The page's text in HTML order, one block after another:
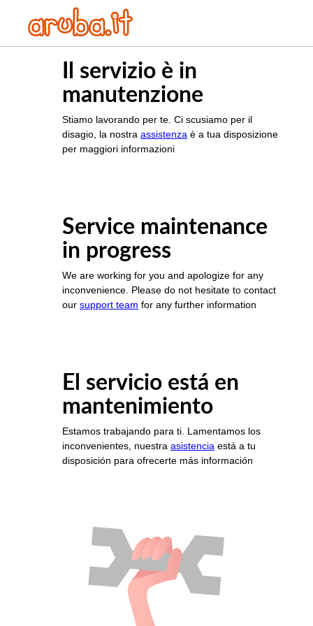
Il servizio è in
manutenzione
Stiamo lavorando per te. Ci scusiamo per il
disagio, la nostra assistenza è a tua disposizione
per maggiori informazioni
Service maintenance
in progress
We are working for you and apologize for any
inconvenience. Please do not hesitate to contact
our support team for any further information
El servicio está en
mantenimiento
Estamos trabajando para ti. Lamentamos los
inconvenientes, nuestra asistencia está a tu
disposición para ofrecerte más información